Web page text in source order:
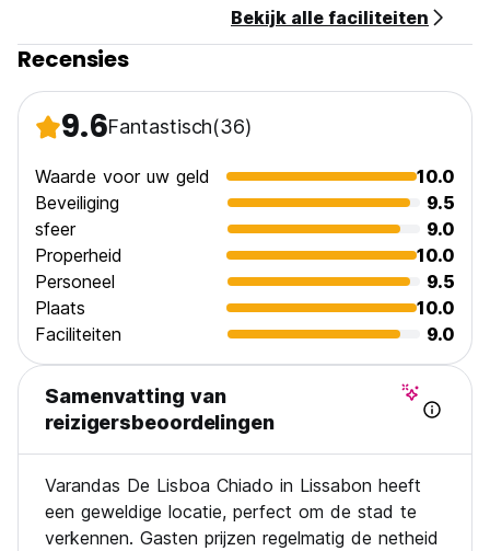
Bekijk alle faciliteiten
Recensies
9.6Fantastisch(36)
Waarde voor uw geld
10.0
Beveiliging
9.5
sfeer
9.0
Properheid
10.0
Personeel
9.5
Plaats
10.0
Faciliteiten
9.0
Samenvatting van
reizigersbeoordelingen
Varandas De Lisboa Chiado in Lissabon heeft
een geweldige locatie, perfect om de stad te
verkennen. Gasten prijzen regelmatig de netheid